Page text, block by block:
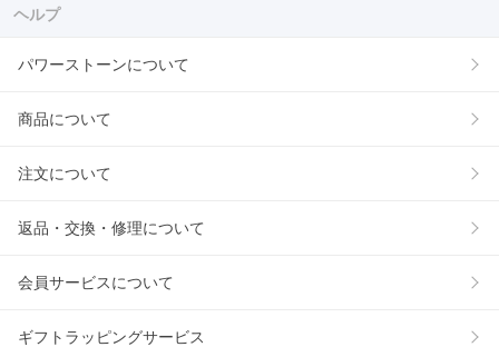
ヘルプ
パワーストーンについて
商品について
注文について
返品・交換・修理について
会員サービスについて
ギフトラッピングサービス